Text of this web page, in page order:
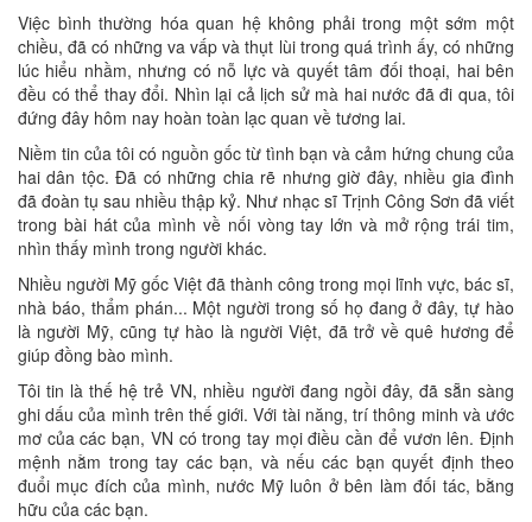
Việc bình thường hóa quan hệ không phải trong một sớm một
chiều, đã có những va vấp và thụt lùi trong quá trình ấy, có những
lúc hiểu nhầm, nhưng có nỗ lực và quyết tâm đối thoại, hai bên
đều có thể thay đổi. Nhìn lại cả lịch sử mà hai nước đã đi qua, tôi
đứng đây hôm nay hoàn toàn lạc quan về tương lai.
Niềm tin của tôi có nguồn gốc từ tình bạn và cảm hứng chung của
hai dân tộc. Đã có những chia rẽ nhưng giờ đây, nhiều gia đình
đã đoàn tụ sau nhiều thập kỷ. Như nhạc sĩ Trịnh Công Sơn đã viết
trong bài hát của mình về nối vòng tay lớn và mở rộng trái tim,
nhìn thấy mình trong người khác.
Nhiều người Mỹ gốc Việt đã thành công trong mọi lĩnh vực, bác sĩ,
nhà báo, thẩm phán... Một người trong số họ đang ở đây, tự hào
là người Mỹ, cũng tự hào là người Việt, đã trở về quê hương để
giúp đồng bào mình.
Tôi tin là thế hệ trẻ VN, nhiều người đang ngồi đây, đã sẵn sàng
ghi dấu của mình trên thế giới. Với tài năng, trí thông minh và ước
mơ của các bạn, VN có trong tay mọi điều cần để vươn lên. Định
mệnh nằm trong tay các bạn, và nếu các bạn quyết định theo
đuổi mục đích của mình, nước Mỹ luôn ở bên làm đối tác, bằng
hữu của các bạn.